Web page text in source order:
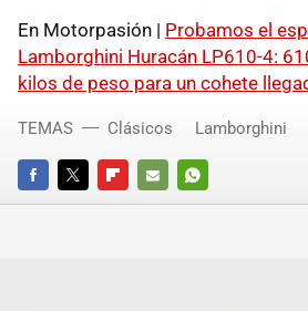
En Motorpasión | Probamos el
Lamborghini Huracán LP610-4:
kilos de peso para un cohete
FACEBOOKTWITTERFLIPBOARD
E-
WHATSAPP
TEMAS Clásicos Lamborghini